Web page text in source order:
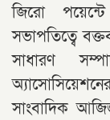
জিরো
সভাপতিত্বে
সাধারণ
সাংবাদিক